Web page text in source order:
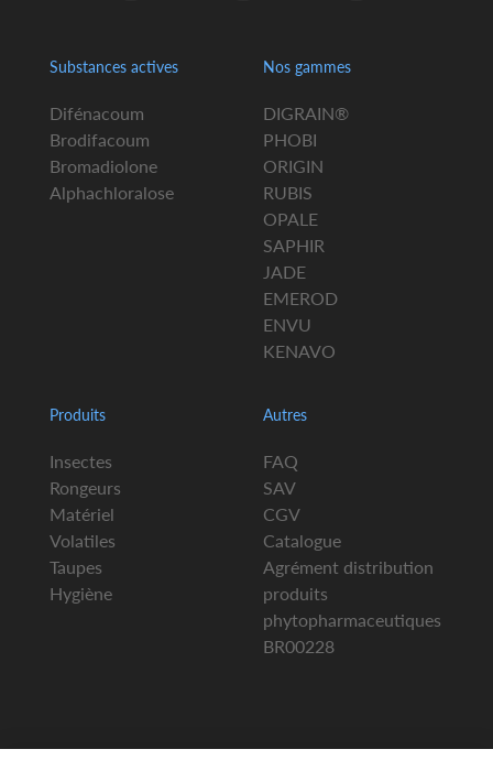
Substances actives
Difénacoum
Brodifacoum
Bromadiolone
Alphachloralose
Nos gammes
DIGRAIN®
PHOBI
ORIGIN
RUBIS
OPALE
SAPHIR
JADE
EMEROD
ENVU
KENAVO
Produits
Insectes
Rongeurs
Matériel
Volatiles
Taupes
Hygiène
Autres
FAQ
SAV
CGV
Catalogue
Agrément distribution
produits
phytopharmaceutiques
BR00228